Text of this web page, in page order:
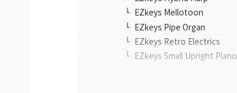
EZkeys Mellotoon
EZkeys Pipe Organ
EZkeys Retro Electrics
EZkeys Small Upright Piano